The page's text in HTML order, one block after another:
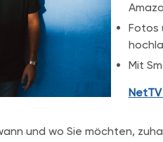
Fotos
Mit
und wo Sie möchten,